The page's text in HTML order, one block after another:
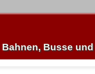
Busse und